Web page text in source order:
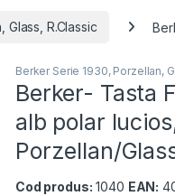
R.Classic
Berker Serie 1930, Porzellan,
Berker- Tasta
alb polar
Porzellan/
Cod produs: 1040 EAN: